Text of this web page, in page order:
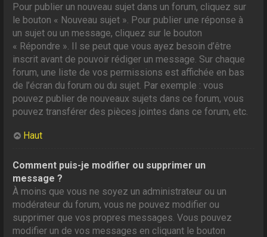
Pour publier un nouveau sujet dans un forum, cliquez sur
le bouton « Nouveau sujet ». Pour publier une réponse à
un sujet ou un message, cliquez sur le bouton
« Répondre ». Il se peut que vous ayez besoin d’être
inscrit avant de pouvoir rédiger un message. Sur chaque
forum, une liste de vos permissions est affichée en bas
de l’écran du forum ou du sujet. Par exemple : vous
pouvez publier de nouveaux sujets dans ce forum, vous
pouvez transférer des pièces jointes dans ce forum, etc.
Haut
Comment puis-je modifier ou supprimer un
message ?
À moins que vous ne soyez un administrateur ou un
modérateur du forum, vous ne pouvez modifier ou
supprimer que vos propres messages. Vous pouvez
modifier un de vos messages en cliquant le bouton